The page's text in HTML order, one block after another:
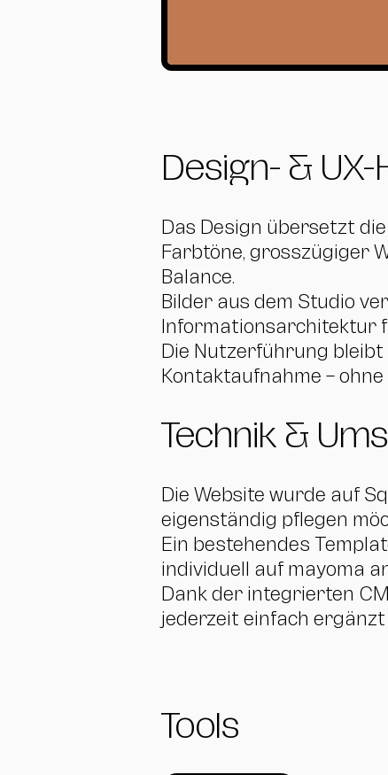
Design- &
Das Design übersetzt
Farbtöne, grosszügiger
Balance.
Bilder aus dem Studio
Informationsarchitektur
Die Nutzerführung bleibt
Kontaktaufnahme –
Technik &
Die Website wurde auf
eigenständig pflegen
Ein bestehendes
individuell auf mayoma
Dank der integrierten
jederzeit einfach
Tools